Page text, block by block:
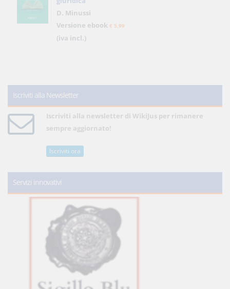
D. Minussi
Versione ebook € 5,99
(iva incl.)
Iscriviti alla Newsletter
Iscriviti alla newsletter di WikiJus per rimanere
sempre aggiornato!
Iscriviti ora
Servizi innovativi